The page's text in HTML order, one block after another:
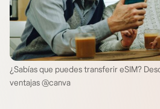
¿Sabías que puedes transferir eSIM?
ventajas @canva